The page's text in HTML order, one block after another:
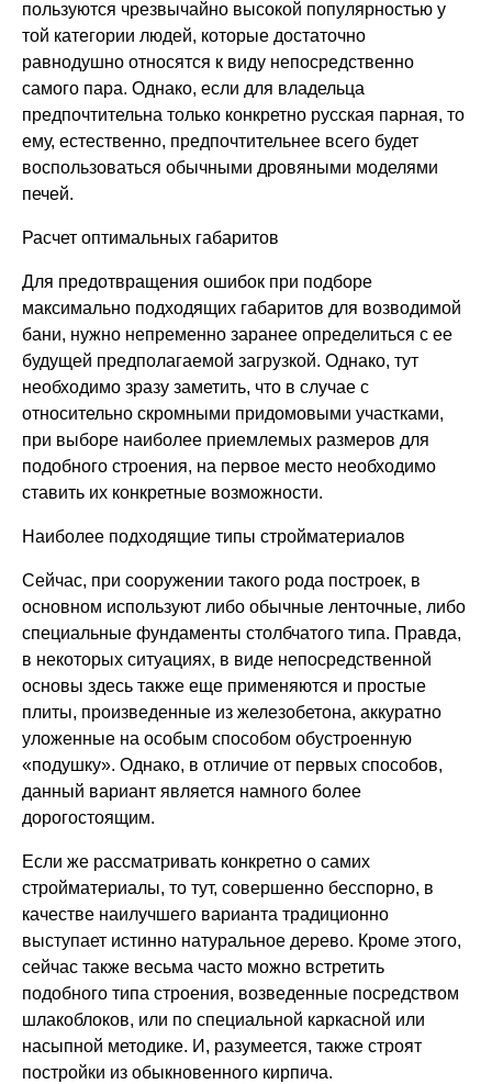
пользуются чрезвычайно высокой популярностью у
той категории людей, которые достаточно
равнодушно относятся к виду непосредственно
самого пара. Однако, если для владельца
предпочтительна только конкретно русская парная, то
ему, естественно, предпочтительнее всего будет
воспользоваться обычными дровяными моделями
печей.
Расчет оптимальных габаритов
Для предотвращения ошибок при подборе
максимально подходящих габаритов для возводимой
бани, нужно непременно заранее определиться с ее
будущей предполагаемой загрузкой. Однако, тут
необходимо зразу заметить, что в случае с
относительно скромными придомовыми участками,
при выборе наиболее приемлемых размеров для
подобного строения, на первое место необходимо
ставить их конкретные возможности.
Наиболее подходящие типы стройматериалов
Сейчас, при сооружении такого рода построек, в
основном используют либо обычные ленточные, либо
специальные фундаменты столбчатого типа. Правда,
в некоторых ситуациях, в виде непосредственной
основы здесь также еще применяются и простые
плиты, произведенные из железобетона, аккуратно
уложенные на особым способом обустроенную
«подушку». Однако, в отличие от первых способов,
данный вариант является намного более
дорогостоящим.
Если же рассматривать конкретно о самих
стройматериалы, то тут, совершенно бесспорно, в
качестве наилучшего варианта традиционно
выступает истинно натуральное дерево. Кроме этого,
сейчас также весьма часто можно встретить
подобного типа строения, возведенные посредством
шлакоблоков, или по специальной каркасной или
насыпной методике. И, разумеется, также строят
постройки из обыкновенного кирпича.